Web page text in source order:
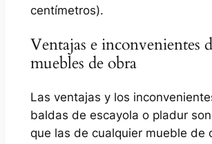
centímetros).
Ventajas e inconvenientes
muebles de obra
Las ventajas y los
baldas de escayola o pladur
que las de cualquier mueble de